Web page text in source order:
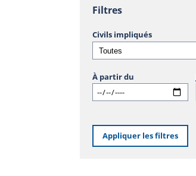
Filtres
Civils impliqués
À partir du
Appliquer les filtres